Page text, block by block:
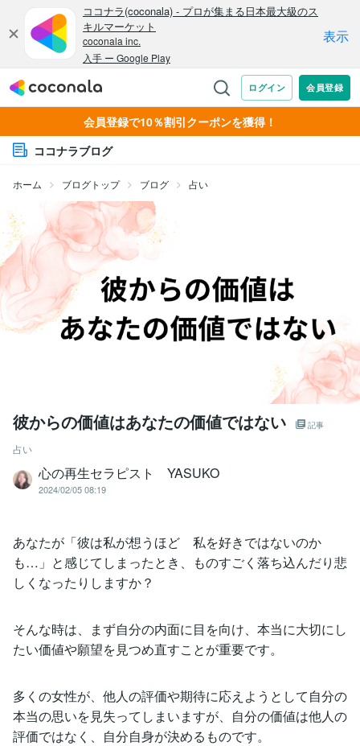
会員登録で10％割引クーポンを獲得！
ココナラブログ
ホーム ブログトップ ブログ 占い
彼からの価値はあなたの価値ではない 記事
占い
心の再生セラピスト YASUKO
2024/02/05 08:19
あなたが「彼は私が想うほど 私を好きではないのか
も…」と感じてしまったとき、ものすごく落ち込んだり悲
しくなったりしますか？
そんな時は、まず自分の内面に目を向け、本当に大切にし
たい価値や願望を見つめ直すことが重要です。
多くの女性が、他人の評価や期待に応えようとして自分の
本当の思いを見失ってしまいますが、自分の価値は他人の
評価ではなく、自分自身が決めるものです。